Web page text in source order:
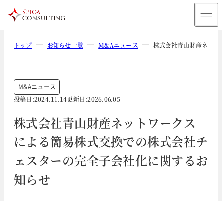
トップ お知らせ一覧 M&Aニュース 株式会社青山財産ネッ
M&Aニュース
投稿日:2024.11.14更新日:2026.06.05
株式会社青山財産ネットワークス
による簡易株式交換での株式会社チ
ェスターの完全子会社化に関するお
知らせ